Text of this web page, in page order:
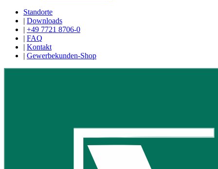
Standorte
| Downloads
| +49 7721 8706-0
| FAQ
| Kontakt
| Gewerbekunden-Shop